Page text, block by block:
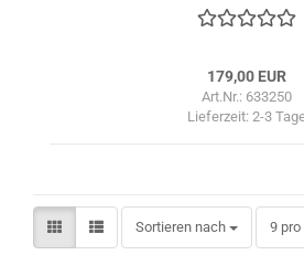
179,00 EUR
Art.Nr.: 633250
Lieferzeit: 2-3
Sortieren nach
Sortieren nach 9 pro
pro